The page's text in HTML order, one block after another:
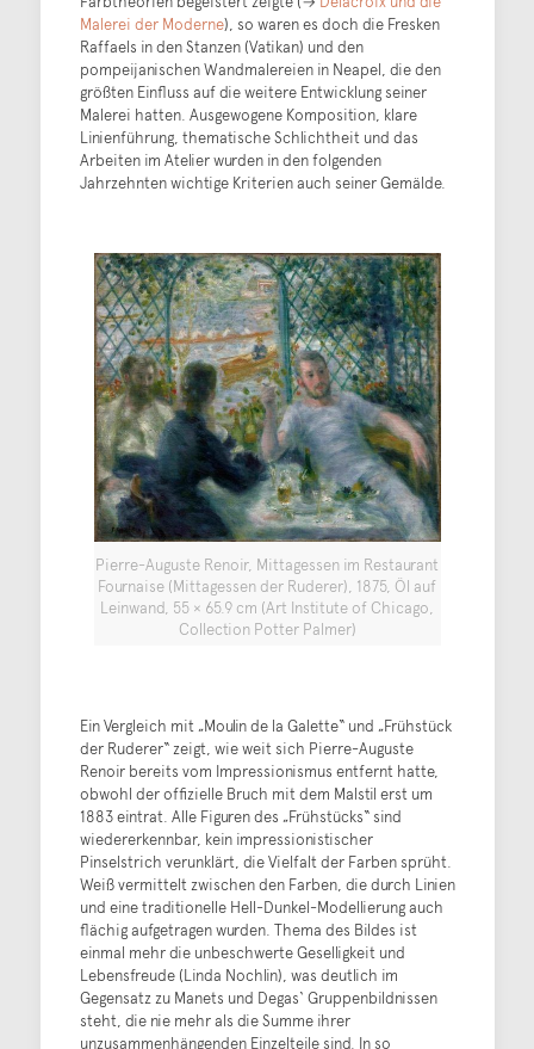
Malerei der Moderne), so waren es doch die Fresken
Raffaels in den Stanzen (Vatikan) und den
pompeijanischen Wandmalereien in Neapel, die den
größten Einfluss auf die weitere Entwicklung seiner
Malerei hatten. Ausgewogene Komposition, klare
Linienführung, thematische Schlichtheit und das
Arbeiten im Atelier wurden in den folgenden
Jahrzehnten wichtige Kriterien auch seiner Gemälde.
Pierre-Auguste Renoir, Mittagessen im Restaurant
Fournaise (Mittagessen der Ruderer), 1875, Öl auf
Leinwand, 55 × 65.9 cm (Art Institute of Chicago,
Collection Potter Palmer)
Ein Vergleich mit „Moulin de la Galette“ und „Frühstück
der Ruderer“ zeigt, wie weit sich Pierre-Auguste
Renoir bereits vom Impressionismus entfernt hatte,
obwohl der offizielle Bruch mit dem Malstil erst um
1883 eintrat. Alle Figuren des „Frühstücks“ sind
wiedererkennbar, kein impressionistischer
Pinselstrich verunklärt, die Vielfalt der Farben sprüht.
Weiß vermittelt zwischen den Farben, die durch Linien
und eine traditionelle Hell-Dunkel-Modellierung auch
flächig aufgetragen wurden. Thema des Bildes ist
einmal mehr die unbeschwerte Geselligkeit und
Lebensfreude (Linda Nochlin), was deutlich im
Gegensatz zu Manets und Degas‘ Gruppenbildnissen
steht, die nie mehr als die Summe ihrer
unzusammenhängenden Einzelteile sind. In so